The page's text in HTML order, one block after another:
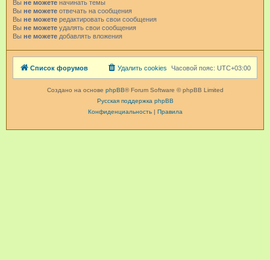
Вы не можете начинать темы
Вы не можете отвечать на сообщения
Вы не можете редактировать свои сообщения
Вы не можете удалять свои сообщения
Вы не можете добавлять вложения
Список форумов Часовой пояс: UTC+03:00
Удалить cookies
Создано на основе phpBB® Forum Software © phpBB Limited
Русская поддержка phpBB
Конфиденциальность| Правила